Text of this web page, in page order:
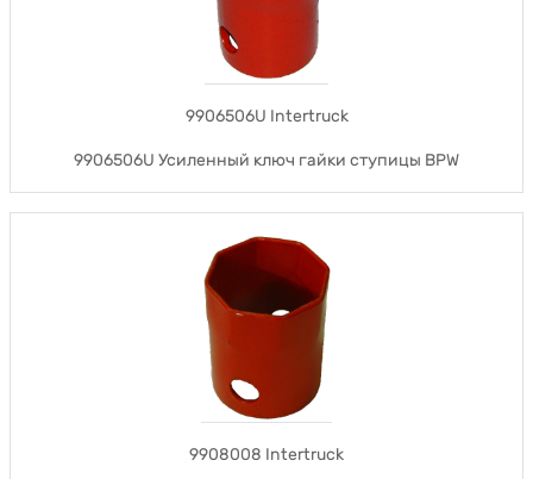
9906506U Intertruck
9906506U Усиленный ключ гайки ступицы BPW
9908008 Intertruck